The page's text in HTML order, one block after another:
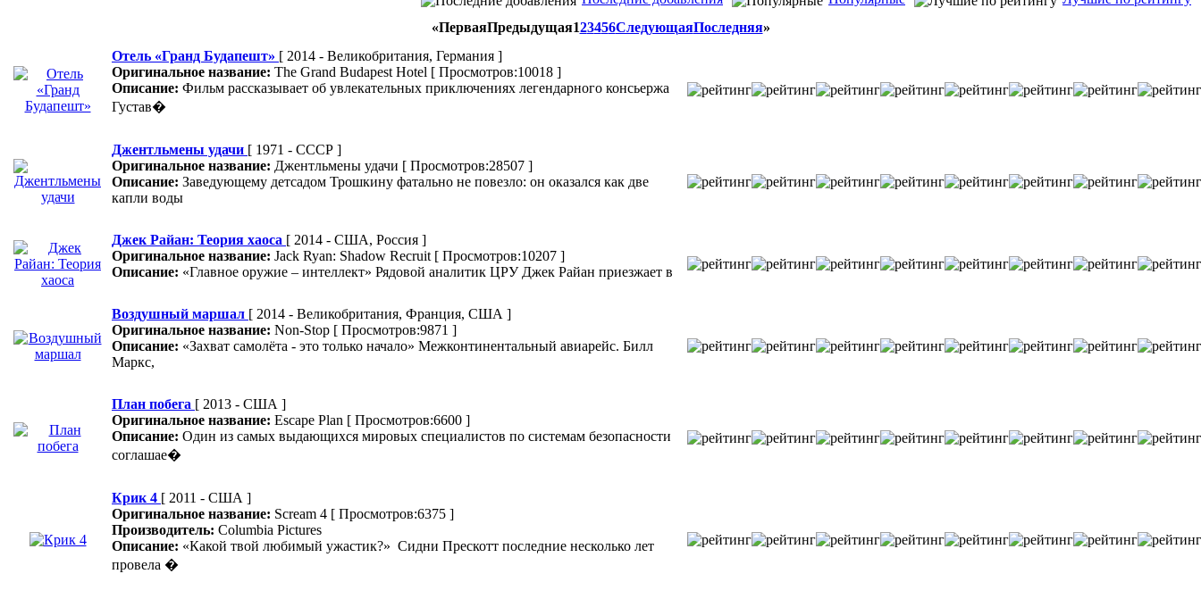
«ПерваяПредыдущая123456СледующаяПоследняя»
Отель «Гранд Будапешт» [ 2014 - Великобритания, Германия ]
Оригинальное название: The Grand Budapest Hotel [ Просмотров:10018 ]
Описание: Фильм рассказывает об увлекательных приключениях легендарного консьержа
Густав�
Джентльмены удачи [ 1971 - СССР ]
Оригинальное название: Джентльмены удачи [ Просмотров:28507 ]
Описание: Заведующему детсадом Трошкину фатально не повезло: он оказался как две
капли воды
Джек Райан: Теория хаоса [ 2014 - США, Россия ]
Оригинальное название: Jack Ryan: Shadow Recruit [ Просмотров:10207 ]
Описание: «Главное оружие – интеллект» Рядовой аналитик ЦРУ Джек Райан приезжает в
Воздушный маршал [ 2014 - Великобритания, Франция, США ]
Оригинальное название: Non-Stop [ Просмотров:9871 ]
Описание: «Захват самолёта - это только начало» Межконтинентальный авиарейс. Билл
Маркс,
План побега [ 2013 - США ]
Оригинальное название: Escape Plan [ Просмотров:6600 ]
Описание: Один из самых выдающихся мировых специалистов по системам безопасности
соглашае�
Крик 4 [ 2011 - США ]
Оригинальное название: Scream 4 [ Просмотров:6375 ]
Производитель: Columbia Pictures
Описание: «Какой твой любимый ужастик?» Сидни Прескотт последние несколько лет
провела �